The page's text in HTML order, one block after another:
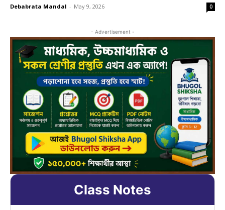
Debabrata Mandal - May 9, 2026 0
- Advertisement -
Class Notes